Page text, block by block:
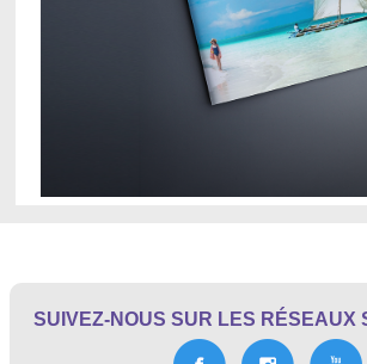
SUIVEZ-NOUS SUR LES RÉSEAUX